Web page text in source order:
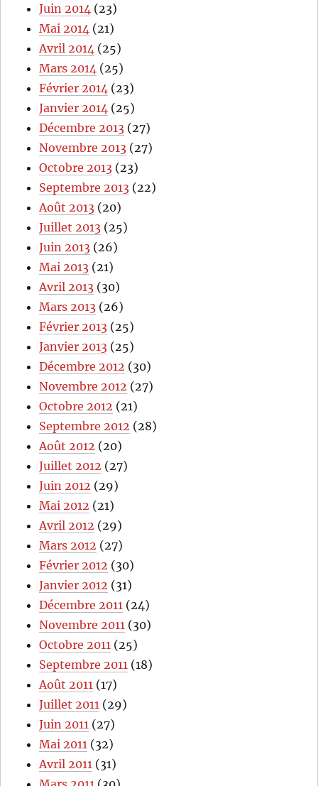
Juin 2014 (23)
Mai 2014 (21)
Avril 2014 (25)
Mars 2014 (25)
Février 2014 (23)
Janvier 2014 (25)
Décembre 2013 (27)
Novembre 2013 (27)
Octobre 2013 (23)
Septembre 2013 (22)
Août 2013 (20)
Juillet 2013 (25)
Juin 2013 (26)
Mai 2013 (21)
Avril 2013 (30)
Mars 2013 (26)
Février 2013 (25)
Janvier 2013 (25)
Décembre 2012 (30)
Novembre 2012 (27)
Octobre 2012 (21)
Septembre 2012 (28)
Août 2012 (20)
Juillet 2012 (27)
Juin 2012 (29)
Mai 2012 (21)
Avril 2012 (29)
Mars 2012 (27)
Février 2012 (30)
Janvier 2012 (31)
Décembre 2011 (24)
Novembre 2011 (30)
Octobre 2011 (25)
Septembre 2011 (18)
Août 2011 (17)
Juillet 2011 (29)
Juin 2011 (27)
Mai 2011 (32)
Avril 2011 (31)